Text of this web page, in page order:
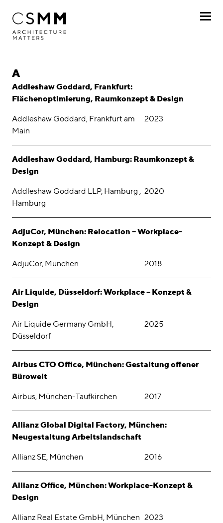
Leistungen
Nach Kunde
Nach Projekt
Journal
Awards
Standorte
linkedininstagram
Deutsch
English
Impressum
Datenschutz
Alphabetisch nach
A
Addleshaw Goddard, Frankfurt:
Flächenoptimierung, Raumkonzept & Design
Addleshaw Goddard, Frankfurt am
Main
2023
Addleshaw Goddard, Hamburg: Raumkonzept &
Design
Addleshaw Goddard LLP, Hamburg ,
Hamburg
2020
AdjuCor, München: Relocation – Workplace-
Konzept & Design
AdjuCor, München 2018
Air Liquide, Düsseldorf: Workplace – Konzept &
Design
Air Liquide Germany GmbH,
Düsseldorf
2025
Airbus CTO Office, München: Gestaltung offener
Bürowelt
Airbus, München-Taufkirchen 2017
Allianz Global Digital Factory, München:
Neugestaltung Arbeitslandschaft
Allianz SE, München 2016
Allianz Office, München: Workplace-Konzept &
Design
Allianz Real Estate GmbH, München 2023